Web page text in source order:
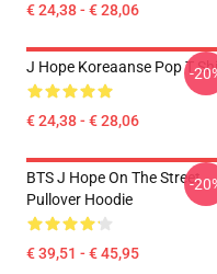
€ 24,38 - € 28,06
J Hope Koreaanse Pop T
€ 24,38 - € 28,06
-
BTS J Hope On The Street
Pullover Hoodie
€ 39,51 - € 45,95
-